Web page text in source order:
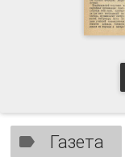
Газета